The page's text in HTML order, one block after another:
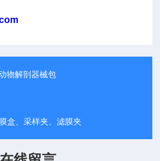
物解剖器械包
盒、采样夹、滤膜夹